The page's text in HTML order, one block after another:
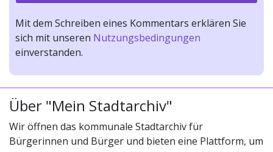
Mit dem Schreiben eines Kommentars erklären Sie
sich mit unseren Nutzungsbedingungen
einverstanden.
Über "Mein Stadtarchiv"
Wir öffnen das kommunale Stadtarchiv für
Bürgerinnen und Bürger und bieten eine Plattform, um